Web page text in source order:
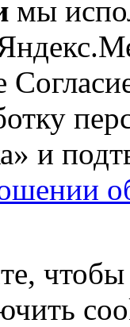
мы
и